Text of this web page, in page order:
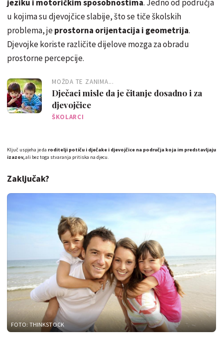
jeziku i motoričkim sposobnostima. Jedno od područja
u kojima su djevojčice slabije, što se tiče školskih
problema, jeprostorna orijentacija i geometrija.
Djevojke koriste različite dijelove mozga za obradu
prostorne percepcije.
MOŽDA TE ZANIMA...
Dječaci misle da je čitanje dosadno i za
djevojčice
ŠKOLARCI
Ključ uspjeha je da roditelji potiču i dječake i djevojčice na područja koja im predstavljaju
izazov,ali bez toga stvaranja pritiska na djecu.
Zaključak?
FOTO: THINKSTOCK